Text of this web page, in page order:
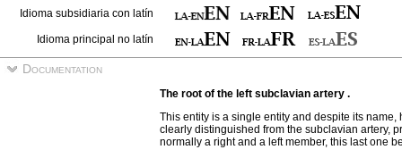
Idioma subsidiaria con latín
Idioma principal no latín
Documentation
The root of the left subclavian artery .
This entity is a single entity and despite its
clearly distinguished from the subclavian artery,
normally a right and a left member, this last one